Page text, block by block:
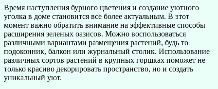
Время наступления бурного цветения и создание уютного
уголка в доме становится все более актуальным. В этот
момент важно обратить внимание на эффективные способы
расширения зеленых оазисов. Можно воспользоваться
различными вариантами размещения растений, будь то
подоконник, балкон или журнальный столик. Использование
различных сортов растений в крупных горшках поможет не
только красиво декорировать пространство, но и создать
уникальный уют.